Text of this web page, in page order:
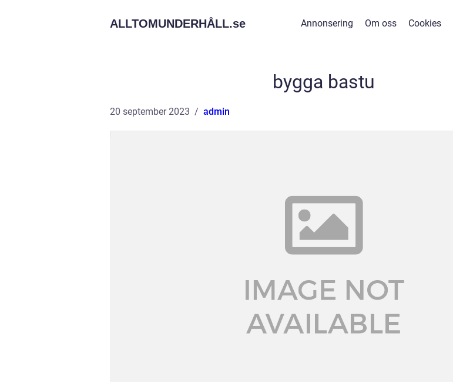
ALLTOMUNDERHÅLL.se Annonsering Om oss Cookies
bygga bastu
20 september 2023 admin